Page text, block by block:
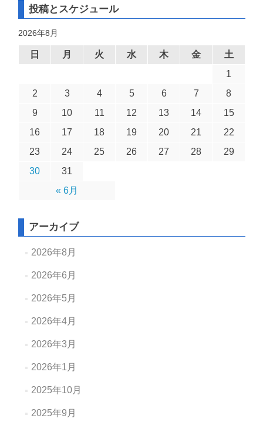
投稿とスケジュール
2026年8月
日 月 火 水 木 金 土
« 6月
1
2
3 4 5 6 7
8
9
10 11 12 13 14
15
16
17 18 19 20 21
22
23
24 25 26 27 28
29
30
31
アーカイブ
2026年8月
2026年6月
2026年5月
2026年4月
2026年3月
2026年1月
2025年10月
2025年9月